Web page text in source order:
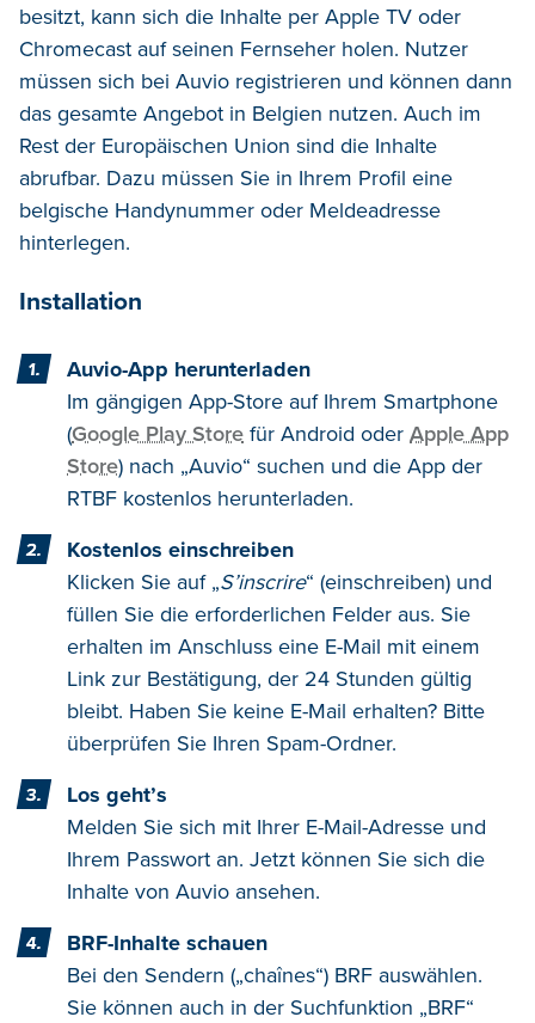
besitzt, kann sich die Inhalte per Apple TV oder
Chromecast auf seinen Fernseher holen. Nutzer
müssen sich bei Auvio registrieren und können dann
das gesamte Angebot in Belgien nutzen. Auch im
Rest der Europäischen Union sind die Inhalte
abrufbar. Dazu müssen Sie in Ihrem Profil eine
belgische Handynummer oder Meldeadresse
hinterlegen.
Installation
Auvio-App herunterladen
Im gängigen App-Store auf Ihrem Smartphone
(Google Play Store für Android oder Apple App
Store) nach „Auvio“ suchen und die App der
RTBF kostenlos herunterladen.
Kostenlos einschreiben
Klicken Sie auf „S’inscrire“ (einschreiben) und
füllen Sie die erforderlichen Felder aus. Sie
erhalten im Anschluss eine E-Mail mit einem
Link zur Bestätigung, der 24 Stunden gültig
bleibt. Haben Sie keine E-Mail erhalten? Bitte
überprüfen Sie Ihren Spam-Ordner.
Los geht’s
Melden Sie sich mit Ihrer E-Mail-Adresse und
Ihrem Passwort an. Jetzt können Sie sich die
Inhalte von Auvio ansehen.
BRF-Inhalte schauen
Bei den Sendern („chaînes“) BRF auswählen.
Sie können auch in der Suchfunktion „BRF“